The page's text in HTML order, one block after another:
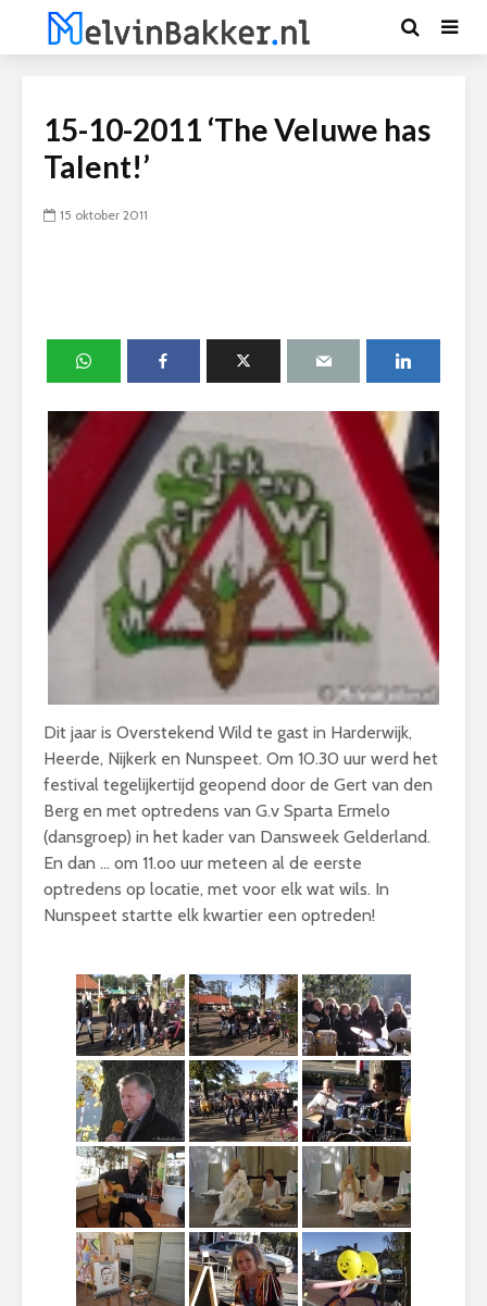
15-10-2011 ‘The Veluwe has
Talent!’
15 oktober 2011
Dit jaar is Overstekend Wild te gast in Harderwijk,
Heerde, Nijkerk en Nunspeet. Om 10.30 uur werd het
festival tegelijkertijd geopend door de Gert van den
Berg en met optredens van G.v Sparta Ermelo
(dansgroep) in het kader van Dansweek Gelderland.
En dan … om 11.oo uur meteen al de eerste
optredens op locatie, met voor elk wat wils. In
Nunspeet startte elk kwartier een optreden!